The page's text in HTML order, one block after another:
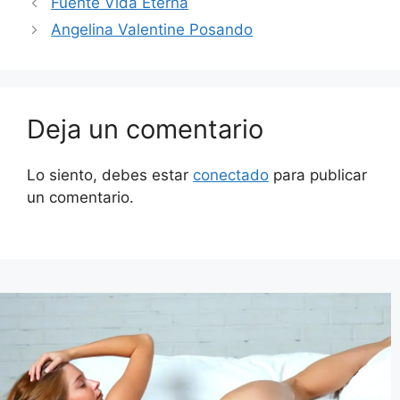
Angelina Valentine Posando
Deja un comentario
Lo siento, debes estar conectado para publicar
un comentario.